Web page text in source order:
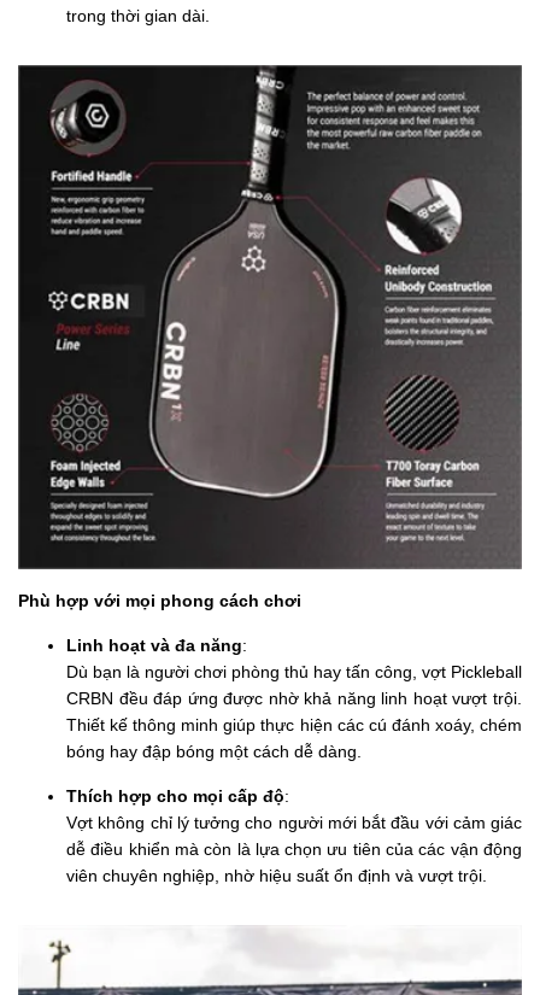
trong thời gian dài.
Phù hợp với mọi phong cách chơi
Linh hoạt và đa năng:
Dù bạn là người chơi phòng thủ hay tấn công, vợt Pickleball
CRBN đều đáp ứng được nhờ khả năng linh hoạt vượt trội.
Thiết kế thông minh giúp thực hiện các cú đánh xoáy, chém
bóng hay đập bóng một cách dễ dàng.
Thích hợp cho mọi cấp độ:
Vợt không chỉ lý tưởng cho người mới bắt đầu với cảm giác
dễ điều khiển mà còn là lựa chọn ưu tiên của các vận động
viên chuyên nghiệp, nhờ hiệu suất ổn định và vượt trội.